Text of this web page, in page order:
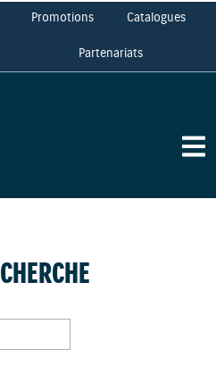
Promotions Catalogues
Partenariats